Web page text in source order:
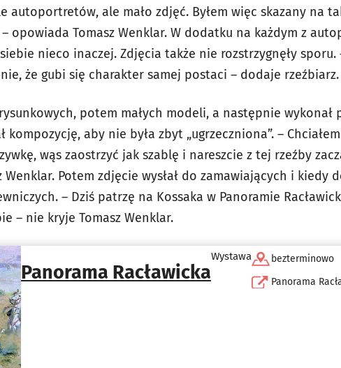
autoportretów, ale mało zdjęć. Byłem więc skazany na
– opowiada Tomasz Wenklar. W dodatku na każdym z
nieco inaczej. Zdjęcia także nie rozstrzygnęły sporu.
że gubi się charakter samej postaci – dodaje rzeźbiarz.
potem małych modeli, a następnie wykonał
kompozycję, aby nie była zbyt „ugrzeczniona”. –
wąs zaostrzyć jak szablę i nareszcie z tej rzeźby
Wenklar. Potem zdjęcie wysłał do zamawiających i kiedy
– Dziś patrzę na Kossaka w Panoramie
– nie kryje Tomasz Wenklar.
Panorama Racławicka
Wystawa
bezterminowo
Panorama